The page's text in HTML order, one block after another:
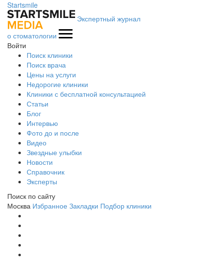
Startsmile
Экспертный журнал
о стоматологии
Войти
Поиск клиники
Поиск врача
Цены на услуги
Недорогие клиники
Клиники с бесплатной консультацией
Статьи
Блог
Интервью
Фото до и после
Видео
Звездные улыбки
Новости
Справочник
Эксперты
Поиск по сайту
Москва Избранное Закладки Подбор клиники